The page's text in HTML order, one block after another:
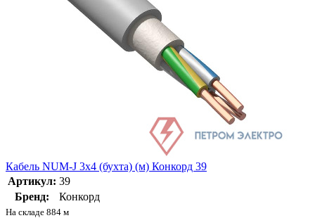
Кабель NUM-J 3х4 (бухта) (м) Конкорд 39
Артикул: 39
Бренд:
Конкорд
На складе 884 м